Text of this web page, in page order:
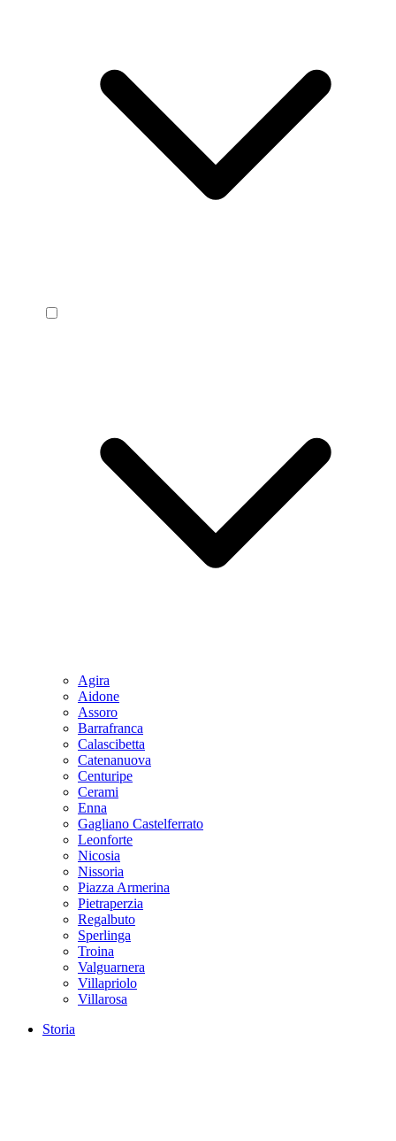
Agira
Aidone
Assoro
Barrafranca
Calascibetta
Catenanuova
Centuripe
Cerami
Enna
Gagliano Castelferrato
Leonforte
Nicosia
Nissoria
Piazza Armerina
Pietraperzia
Regalbuto
Sperlinga
Troina
Valguarnera
Villapriolo
Villarosa
Storia